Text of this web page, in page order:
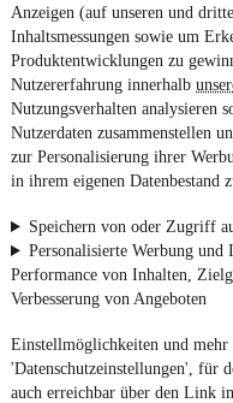
Anzeigen (auf unseren und
Inhaltsmessungen sowie um
Produktentwicklungen zu
Nutzererfahrung innerhalb
Nutzungsverhalten analysieren
Nutzerdaten zusammenstellen
zur Personalisierung ihrer
in ihrem eigenen Datenbestand
Speichern von oder Zugriff
Personalisierte Werbung und
Performance von Inhalten,
Verbesserung von Angeboten
Einstellmöglichkeiten und
'Datenschutzeinstellungen', für
auch erreichbar über den Link
4.6 Sterne
Nutze mobile.de
Impressum
AGB
Vertrag widerrufen
Datenschutzeinstellungen